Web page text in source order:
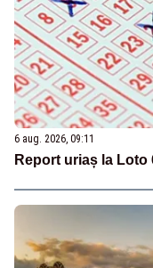
6 aug. 2026, 09:11
Report uriaș la Loto